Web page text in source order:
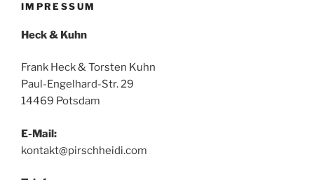
IMPRESSUM
Heck & Kuhn
Frank Heck & Torsten Kuhn
Paul-Engelhard-Str. 29
14469 Potsdam
E-Mail:
kontakt@pirschheidi.com